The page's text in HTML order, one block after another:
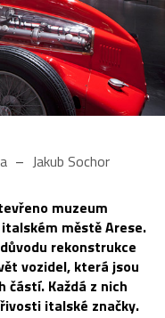
Jakub Sochor
muzeum
městě Arese.
rekonstrukce
vozidel, která jsou
Každá z nich
italské značky.